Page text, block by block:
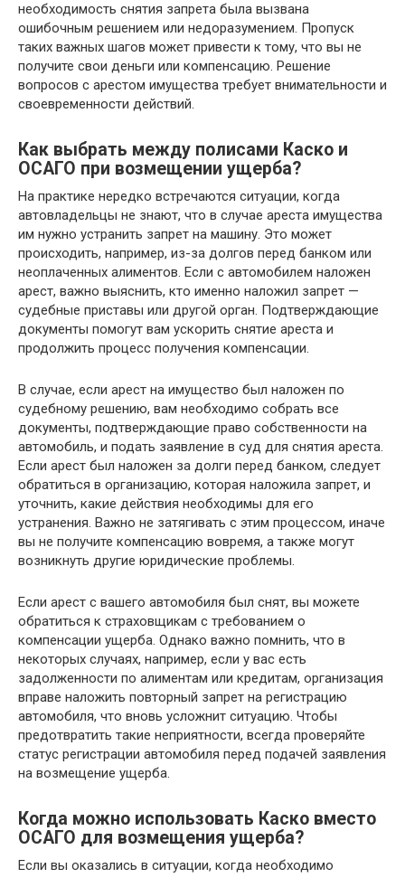
необходимость снятия запрета была вызвана
ошибочным решением или недоразумением. Пропуск
таких важных шагов может привести к тому, что вы не
получите свои деньги или компенсацию. Решение
вопросов с арестом имущества требует внимательности и
своевременности действий.
Как выбрать между полисами Каско и
ОСАГО при возмещении ущерба?
На практике нередко встречаются ситуации, когда
автовладельцы не знают, что в случае ареста имущества
им нужно устранить запрет на машину. Это может
происходить, например, из-за долгов перед банком или
неоплаченных алиментов. Если с автомобилем наложен
арест, важно выяснить, кто именно наложил запрет —
судебные приставы или другой орган. Подтверждающие
документы помогут вам ускорить снятие ареста и
продолжить процесс получения компенсации.
В случае, если арест на имущество был наложен по
судебному решению, вам необходимо собрать все
документы, подтверждающие право собственности на
автомобиль, и подать заявление в суд для снятия ареста.
Если арест был наложен за долги перед банком, следует
обратиться в организацию, которая наложила запрет, и
уточнить, какие действия необходимы для его
устранения. Важно не затягивать с этим процессом, иначе
вы не получите компенсацию вовремя, а также могут
возникнуть другие юридические проблемы.
Если арест с вашего автомобиля был снят, вы можете
обратиться к страховщикам с требованием о
компенсации ущерба. Однако важно помнить, что в
некоторых случаях, например, если у вас есть
задолженности по алиментам или кредитам, организация
вправе наложить повторный запрет на регистрацию
автомобиля, что вновь усложнит ситуацию. Чтобы
предотвратить такие неприятности, всегда проверяйте
статус регистрации автомобиля перед подачей заявления
на возмещение ущерба.
Когда можно использовать Каско вместо
ОСАГО для возмещения ущерба?
Если вы оказались в ситуации, когда необходимо